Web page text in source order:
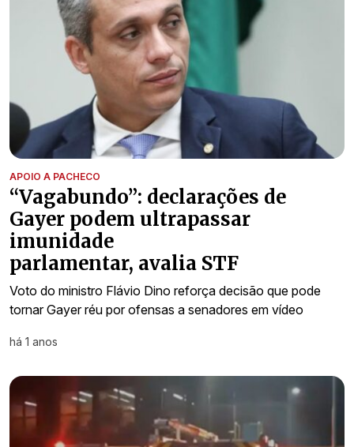
APOIO A PACHECO
“Vagabundo”: declarações de
Gayer podem ultrapassar
imunidade
parlamentar, avalia STF
Voto do ministro Flávio Dino reforça decisão que pode
tornar Gayer réu por ofensas a senadores em vídeo
há 1 anos